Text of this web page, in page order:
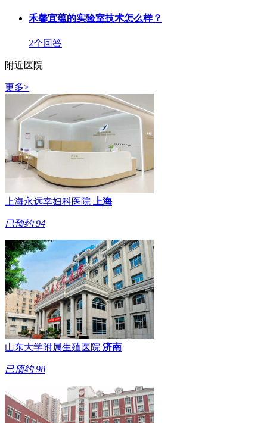
禾馨宜蕴的实验室技术怎么样？
2个回答
附近医院
更多>
上海永远幸妇科医院 上海
已预约 94
山东大学附属生殖医院 济南
已预约 98